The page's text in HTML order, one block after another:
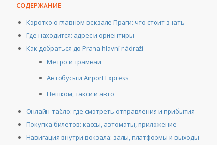
СОДЕРЖАНИЕ
Коротко о главном вокзале Праги: что стоит знать
Где находится: адрес и ориентиры
Как добраться до Praha hlavní nádraží
Метро и трамваи
Автобусы и Airport Express
Пешком, такси и авто
Онлайн-табло: где смотреть отправления и прибытия
Покупка билетов: кассы, автоматы, приложение
Навигация внутри вокзала: залы, платформы и выходы